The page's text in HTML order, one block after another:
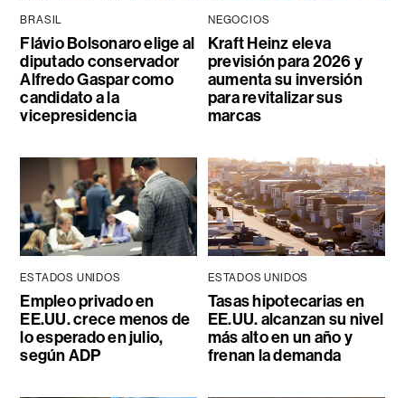
BRASIL
Flávio Bolsonaro elige al
diputado conservador
Alfredo Gaspar como
candidato a la
vicepresidencia
NEGOCIOS
Kraft Heinz eleva
previsión para 2026 y
aumenta su inversión
para revitalizar sus
marcas
ESTADOS UNIDOS
Empleo privado en
EE.UU. crece menos de
lo esperado en julio,
según ADP
ESTADOS UNIDOS
Tasas hipotecarias en
EE.UU. alcanzan su nivel
más alto en un año y
frenan la demanda